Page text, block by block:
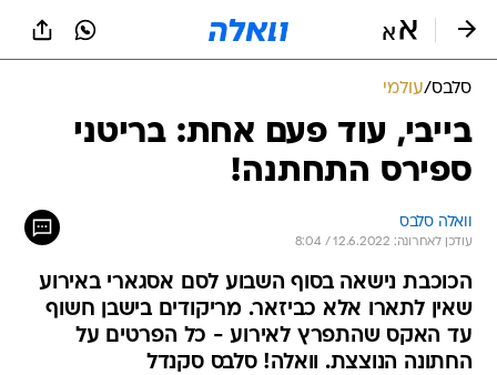
סלבס/עולמי
בייבי, עוד פעם אחת: בריטני
ספירס התחתנה!
וואלה סלבס
עודכן לאחרונה: 12.6.2022 / 8:04
הכוכבת נישאה בסוף השבוע לסם אסגארי באירוע
שאין לתארו אלא כביזאר. מריקודים בישבן חשוף
עד האקס שהתפרץ לאירוע - כל הפרטים על
החתונה הנוצצת. וואלה! סלבס סקנדל